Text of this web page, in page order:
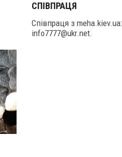
СПІВПРАЦЯ
Співпраця з meha.kiev.ua:
info7777@ukr.net.